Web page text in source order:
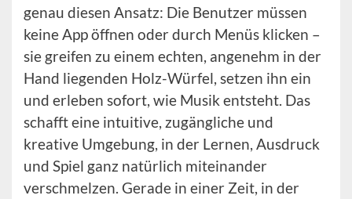
genau diesen Ansatz: Die Benutzer müssen
keine App öffnen oder durch Menüs klicken –
sie greifen zu einem echten, angenehm in der
Hand liegenden Holz-Würfel, setzen ihn ein
und erleben sofort, wie Musik entsteht. Das
schafft eine intuitive, zugängliche und
kreative Umgebung, in der Lernen, Ausdruck
und Spiel ganz natürlich miteinander
verschmelzen. Gerade in einer Zeit, in der